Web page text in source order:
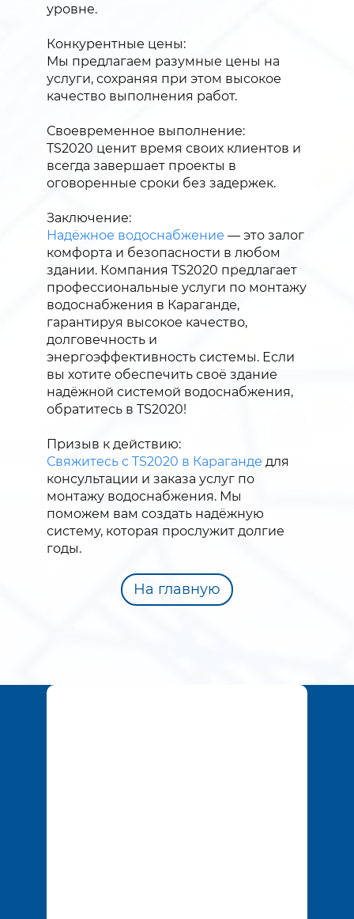
уровне.
Конкурентные цены:
Мы предлагаем разумные цены на
услуги, сохраняя при этом высокое
качество выполнения работ.
Своевременное выполнение:
TS2020 ценит время своих клиентов и
всегда завершает проекты в
оговоренные сроки без задержек.
Заключение:
Надёжное водоснабжение — это залог
комфорта и безопасности в любом
здании. Компания TS2020 предлагает
профессиональные услуги по монтажу
водоснабжения в Караганде,
гарантируя высокое качество,
долговечность и
энергоэффективность системы. Если
вы хотите обеспечить своё здание
надёжной системой водоснабжения,
обратитесь в TS2020!
Призыв к действию:
Свяжитесь с TS2020 в Караганде для
консультации и заказа услуг по
монтажу водоснабжения. Мы
поможем вам создать надёжную
систему, которая прослужит долгие
годы.
На главную